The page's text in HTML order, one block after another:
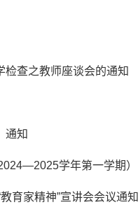
检查之教师座谈会的通知
通知
学年第一学期）
育家精神”宣讲会会议通知